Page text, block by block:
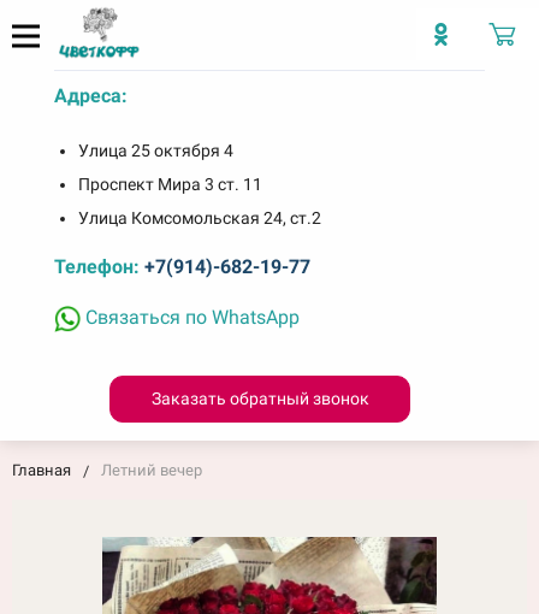
Адреса:
Улица 25 октября 4
Проспект Мира 3 ст. 11
Улица Комсомольская 24, ст.2
Телефон: +7(914)-682-19-77
Связаться по WhatsApp
Заказать обратный звонок
Главная Летний вечер